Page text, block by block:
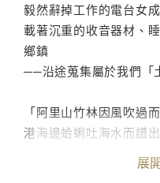
毅然辭掉工作的電台女
載著沉重的收音器材、
鄉鎮
──沿途蒐集屬於我們「
「阿里山竹林因風吹過
港海邊蛤蜊吐海水而譜
午後暖陽中剝玉米粒的
來的悠悠鐘響、梨山上
展